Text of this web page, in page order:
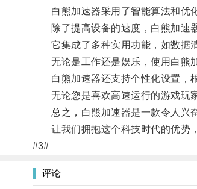
白熊加速器采用了智能算法和优化
除了提高设备的速度，白熊加速器
它集成了多种实用功能，如数据清
无论是工作还是娱乐，使用白熊加
白熊加速器还支持个性化设置，根
无论您是喜欢高速运行的游戏玩家
总之，白熊加速器是一款令人兴奋
让我们拥抱这个科技时代的优势，
#3#
评论